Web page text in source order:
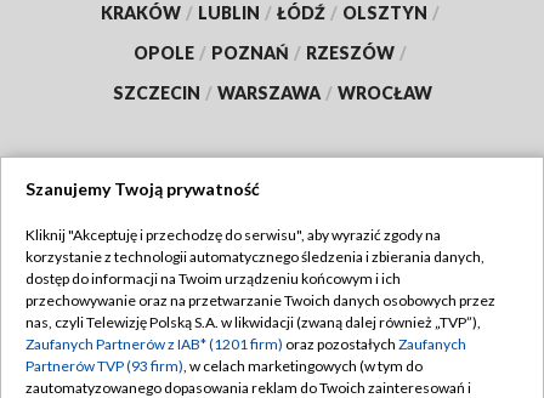
KRAKÓW / LUBLIN / ŁÓDŹ / OLSZTYN /
OPOLE / POZNAŃ / RZESZÓW /
SZCZECIN / WARSZAWA / WROCŁAW
TVP
Abonament TVP
Emisja w TVP
Centrum informacji TVP
Regulamin TVP
Polityka prywatności
Moje zgody
Szanujemy Twoją prywatność
Kliknij "Akceptuję i przechodzę do serwisu", aby wyrazić zgody na
korzystanie z technologii automatycznego śledzenia i zbierania danych,
dostęp do informacji na Twoim urządzeniu końcowym i ich
przechowywanie oraz na przetwarzanie Twoich danych osobowych przez
nas, czyli Telewizję Polską S.A. w likwidacji (zwaną dalej również „TVP”),
Zaufanych Partnerów z IAB* (1201 firm) oraz pozostałych Zaufanych
Partnerów TVP (93 firm), w celach marketingowych (w tym do
zautomatyzowanego dopasowania reklam do Twoich zainteresowań i